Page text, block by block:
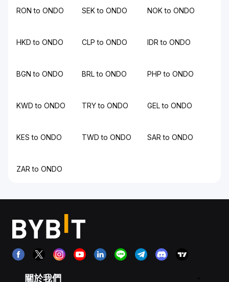
RON to ONDO SEK to ONDO NOK to ONDO
HKD to ONDO CLP to ONDO IDR to ONDO
BGN to ONDO BRL to ONDO PHP to ONDO
KWD to ONDO TRY to ONDO GEL to ONDO
KES to ONDO TWD to ONDO SAR to ONDO
ZAR to ONDO
關於我們